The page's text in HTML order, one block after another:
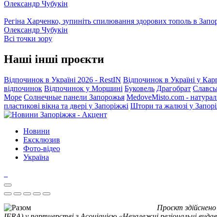
Олександр Чубукін
Регіна Харченко, зупиніть спилювання здорових тополь в
Олександр Чубукін
Всі точки зору
Наші інші проєкти
Відпочинок в Україні 2026 - RestIN Відпочинок в Україні у
відпочинок Відпочинок у Моршині Буковель Драгобрат
Море Солнечные панели Запорожья MedoveMisto.com -
пластикові вікна та двері у Запоріжжі Штори та жалюзі у
Новини
Ексклюзив
Фото-відео
Україна
Проєкт